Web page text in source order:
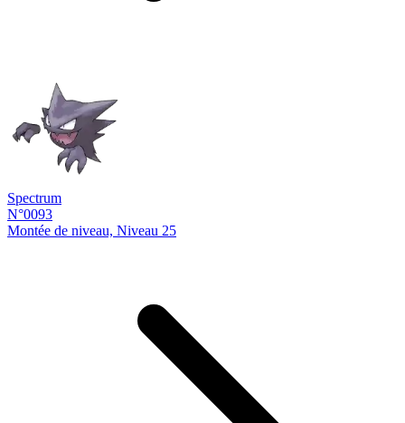
Spectrum
N°0093
Montée de niveau, Niveau 25